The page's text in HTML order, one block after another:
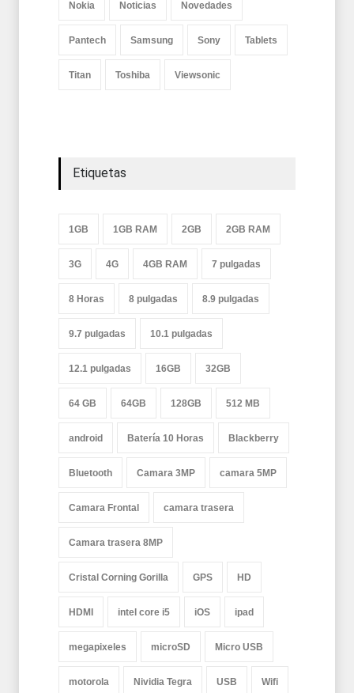
Nokia Noticias Novedades
Pantech Samsung Sony Tablets
Titan Toshiba Viewsonic
Etiquetas
1GB 1GB RAM 2GB 2GB RAM
3G 4G 4GB RAM 7 pulgadas
8 Horas 8 pulgadas 8.9 pulgadas
9.7 pulgadas 10.1 pulgadas
12.1 pulgadas 16GB 32GB
64 GB 64GB 128GB 512 MB
android Batería 10 Horas Blackberry
Bluetooth Camara 3MP camara 5MP
Camara Frontal camara trasera
Camara trasera 8MP
Cristal Corning Gorilla GPS HD
HDMI intel core i5 iOS ipad
megapixeles microSD Micro USB
motorola Nividia Tegra USB Wifi